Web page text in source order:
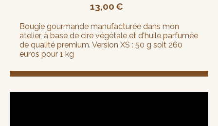
13,00€
Bougie gourmande manufacturée dans mon
atelier, à base de cire végétale et d'huile parfumée
de qualité premium. Version XS : 50 g soit 260
euros pour 1 kg